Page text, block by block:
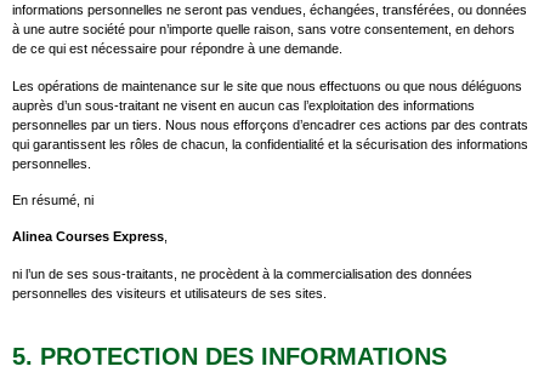
informations personnelles ne seront pas vendues, échangées, transférées, ou données
à une autre société pour n’importe quelle raison, sans votre consentement, en dehors
de ce qui est nécessaire pour répondre à une demande.
Les opérations de maintenance sur le site que nous effectuons ou que nous déléguons
auprès d’un sous-traitant ne visent en aucun cas l’exploitation des informations
personnelles par un tiers. Nous nous efforçons d’encadrer ces actions par des contrats
qui garantissent les rôles de chacun, la confidentialité et la sécurisation des informations
personnelles.
En résumé, ni
Alinea Courses Express
ni l’un de ses sous-traitants, ne procèdent à la commercialisation des données
personnelles des visiteurs et utilisateurs de ses sites.
5. PROTECTION DES INFORMATIONS